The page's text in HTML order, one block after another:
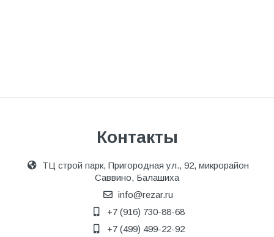
Контакты
ТЦ строй парк, Пригородная ул., 92, микрорайон
Саввино, Балашиха
info@rezar.ru
+7 (916) 730-88-68
+7 (499) 499-22-92